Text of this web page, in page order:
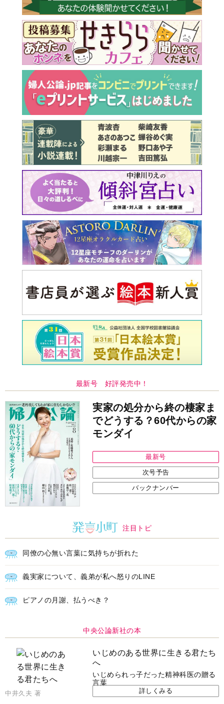
最新号 好評発売中！
実家の処分から終の棲家ま
でどうする？60代からの家
モンダイ
最新号
次号予告
バックナンバー
注目トピ
同僚の心無い言葉に気持ちが折れた
義実家について、義弟が私へ怒りのLINE
ピアノの月謝、払うべき？
中央公論新社の本
いじめのある世界に生きる君たち
へ
いじめられっ子だった精神科医の贈る
言葉
中井久夫 著 詳しくみる